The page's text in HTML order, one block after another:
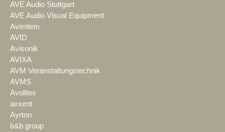
AVE Audio Stuttgart
AVE Audio Visual Equipment
Aventem
AVID
Avisonik
AVIXA
AVM Veranstaltungstechnik
AVMS
Avolites
axxent
Ayrton
b&b group